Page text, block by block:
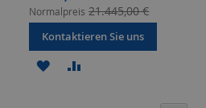
Normalpreis 21.445,00 €
Kontaktieren Sie uns
ZUR